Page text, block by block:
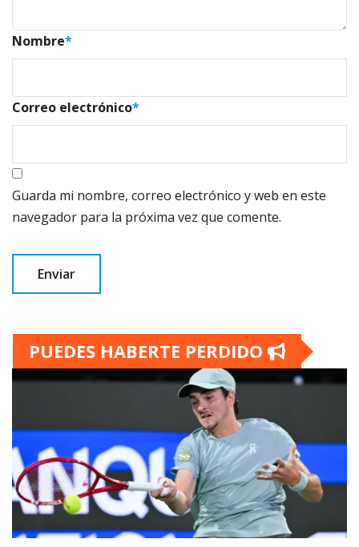
Nombre*
Correo electrónico*
Guarda mi nombre, correo electrónico y web en este
navegador para la próxima vez que comente.
PUEDES HABERTE PERDIDO